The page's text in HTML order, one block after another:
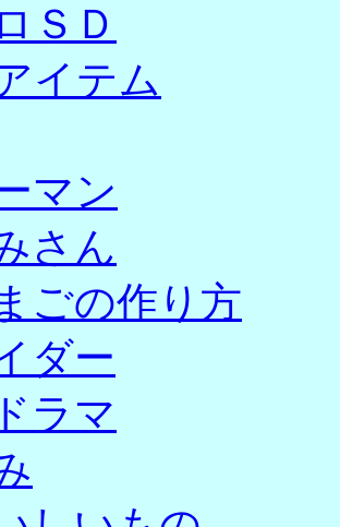
ＳＤ
イテム
マン
さん
ごの作り方
ダー
ラマ